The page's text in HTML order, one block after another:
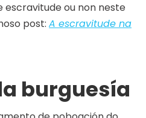
escravitude ou non neste
post: A escravitude na
burguesía